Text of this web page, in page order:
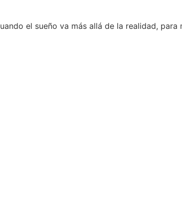
el sueño va más allá de la realidad,